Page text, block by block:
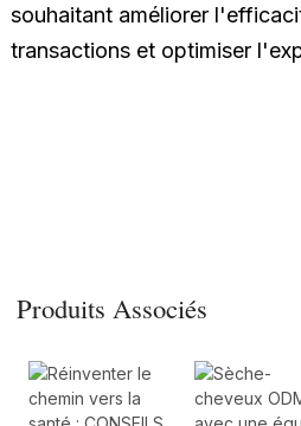
souhaitant améliorer
transactions et optimiser
Produits Associés